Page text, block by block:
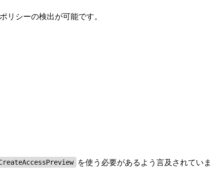
シーの検出が可能です。
を使う必要があるよう言及されていま